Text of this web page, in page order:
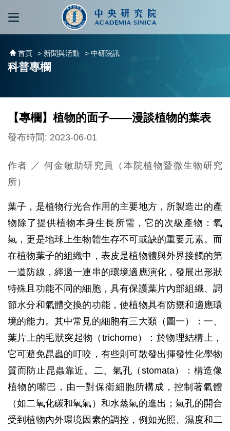
跳到主要內容區塊
首頁 > 新聞與活動 > 中研院訊
科普專欄
【專欄】植物的面子——漫談植物的葉表
發布時間: 2023-06-01
作者 ／ 何金敏助研究員（本院植物暨微生物研究
所）
葉子，是植物行光合作用的主要地方，所製造出的產
物除了提供植物本身生長所需，它的次級產物：氧
氣，更是地球上生物體生存不可或缺的重要元素。而
在植物葉子的組織中，表皮是植物體與外界接觸的第
一道防線，經過一連串的環境適應演化，發展出形狀
特殊且功能不同的細胞，具有保護葉片內部組織、調
節水分和氣體交換的功能，使植物具有防禦和適應環
境的能力。其中常見的細胞有三大類（圖一）：一、
葉片上的毛狀突起物（trichome）：於物理結構上，
它可避免昆蟲的叮咬，有些則可散發出揮發性化學物
質而防止昆蟲靠近。二、氣孔（stomata）：構造像
植物的嘴巴，由一對保衛細胞所構成，控制著氣體
（如二氧化碳和氧氣）和水蒸氣的進出；氣孔的開合
受到植物內外環境因素的調控，例如光照、濕度和二